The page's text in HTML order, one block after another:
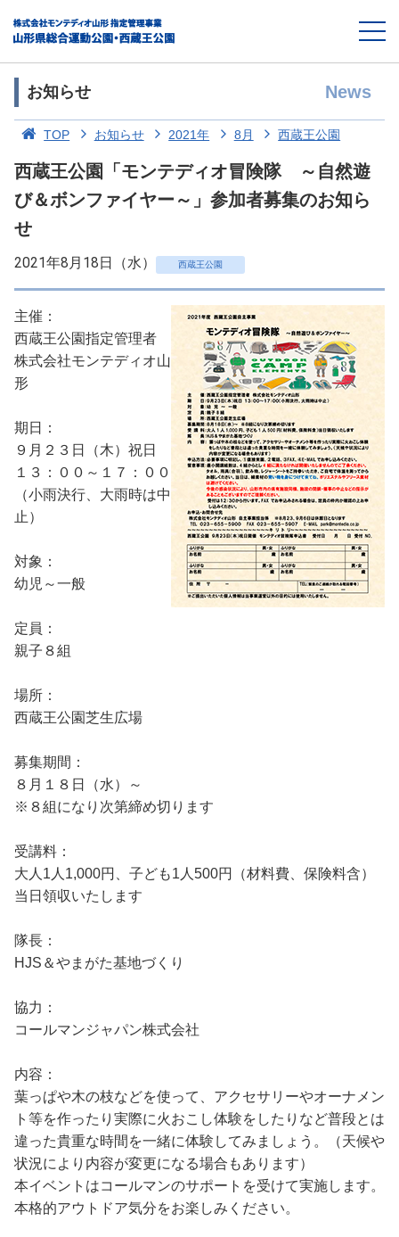
お知らせ News
TOP お知らせ 2021年 8月 西蔵王公園
西蔵王公園「モンテディオ冒険隊 ～自然遊
び＆ボンファイヤー～」参加者募集のお知ら
せ
2021年8月18日（水） 西蔵王公園
主催：
西蔵王公園指定管理者
株式会社モンテディオ山
形
期日：
９月２３日（木）祝日
１３：００～１７：００
（小雨決行、大雨時は中
止）
対象：
幼児～一般
定員：
親子８組
場所：
西蔵王公園芝生広場
募集期間：
８月１８日（水）～
※８組になり次第締め切ります
受講料：
大人1人1,000円、子ども1人500円（材料費、保険料含）
当日領収いたします
隊長：
HJS＆やまがた基地づくり
協力：
コールマンジャパン株式会社
内容：
葉っぱや木の枝などを使って、アクセサリーやオーナメン
ト等を作ったり実際に火おこし体験をしたりなど普段とは
違った貴重な時間を一緒に体験してみましょう。（天候や
状況により内容が変更になる場合もあります）
本イベントはコールマンのサポートを受けて実施します。
本格的アウトドア気分をお楽しみください。